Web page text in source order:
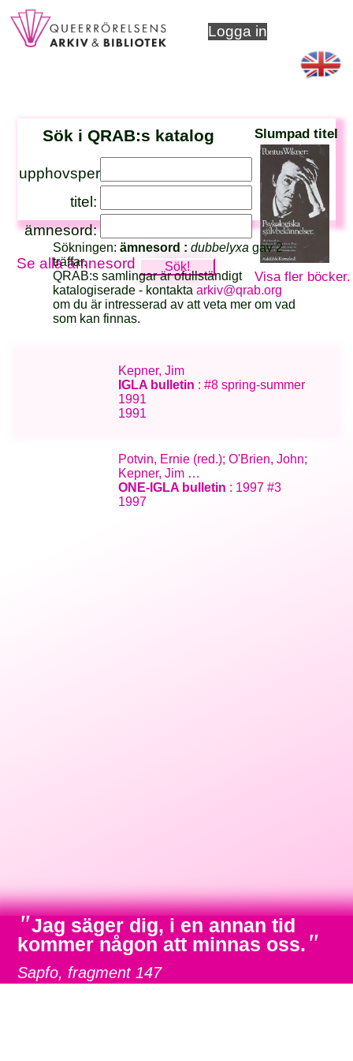
Logga in
Sök i QRAB:s katalog
upphovsperson:
titel:
ämnesord:
Se alla ämnesord
Slumpad titel
Visa fler böcker.
Sökningen:ämnesord :dubbelyxa gav 2
träffar.
QRAB:s samlingar är ofullständigt
katalogiserade - kontaktaarkiv@qrab.org
om du är intresserad av att veta mer om vad
som kan finnas.
Kepner, Jim
IGLA bulletin : #8 spring-summer
1991
1991
Potvin, Ernie (red.); O'Brien, John;
Kepner, Jim …
ONE-IGLA bulletin : 1997 #3
1997
"Jag säger dig, i en annan tid
kommer någon att minnas oss. "
Sapfo, fragment 147